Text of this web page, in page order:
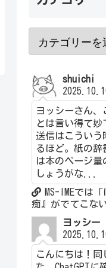
shuichi
ヨッシーさん、
とは言い得て
送信はこういう
るほど。紙の辞
は本のページ量
しょうがな...
MS-IMEでは
痴』がでてこな
ヨッシー
こんにちは！同